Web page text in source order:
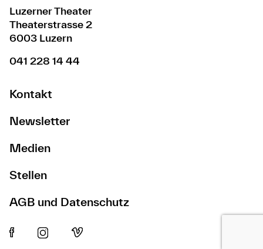
Luzerner Theater
Theaterstrasse 2
6003 Luzern
041 228 14 44
Kontakt
Newsletter
Medien
Stellen
AGB und Datenschutz